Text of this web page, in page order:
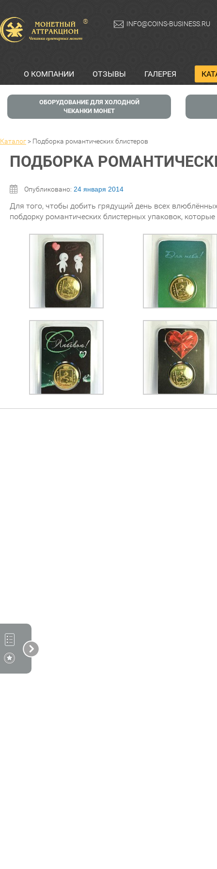
® INFO@COINS-BUSINESS.RU
О КОМПАНИИ ОТЗЫВЫ ГАЛЕРЕЯ
ОБОРУДОВАНИЕ ДЛЯ ХОЛОДНОЙ
ЧЕКАНКИ МОНЕТ
Каталог> Подборка романтических блистеров
ПОДБОРКА
Опубликовано: 24 января 2014
Для того, чтобы добить грядущий день всех
побдорку романтических блистерных упаковок,